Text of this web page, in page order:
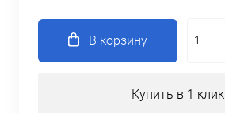
В корзину
Купить в 1 клик